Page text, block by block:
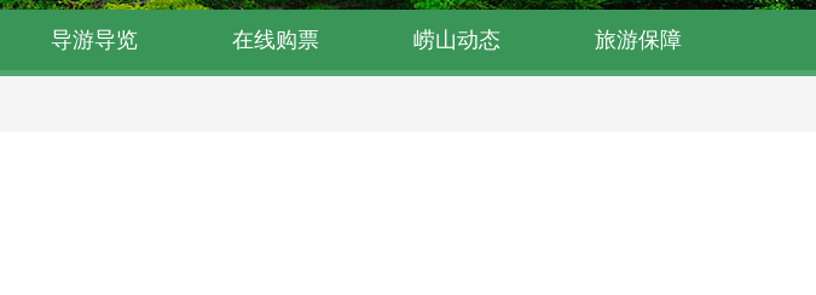
导游导览 在线购票 崂山动态 旅游保障